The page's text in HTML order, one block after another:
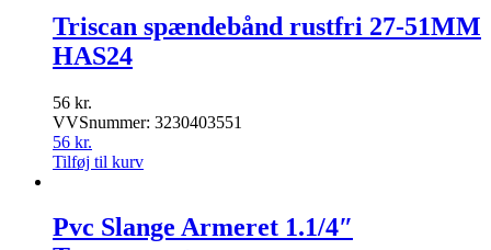
Triscan spændebånd rustfri 27-51MM
HAS24
56 kr.
VVSnummer: 3230403551
56 kr.
Tilføj til kurv
Pvc Slange Armeret 1.1/4″